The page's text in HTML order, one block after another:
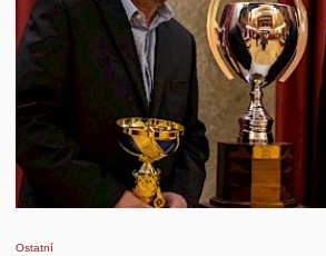
Ostatní